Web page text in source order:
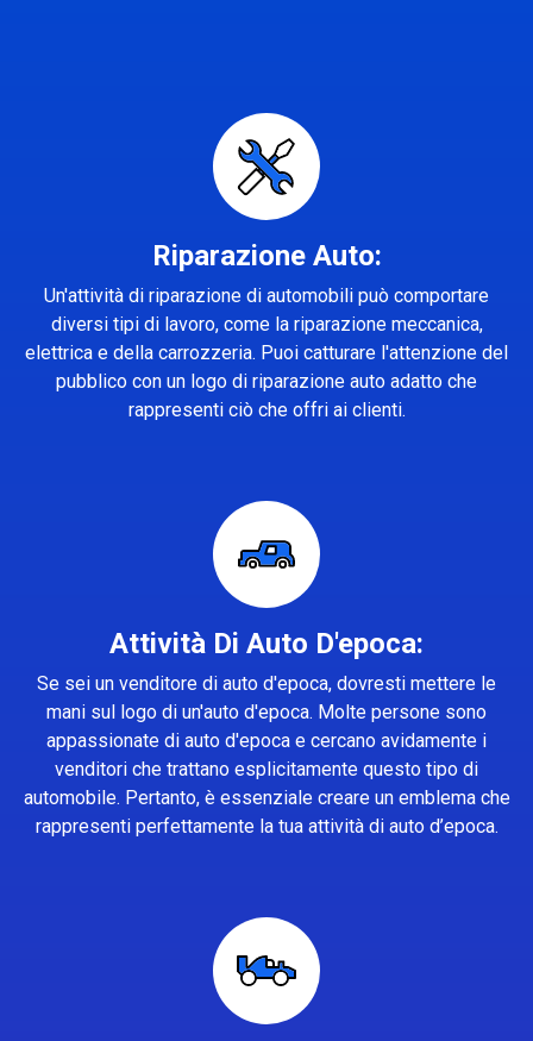
Riparazione Auto:
Un'attività di riparazione di automobili può comportare
diversi tipi di lavoro, come la riparazione meccanica,
elettrica e della carrozzeria. Puoi catturare l'attenzione del
pubblico con un logo di riparazione auto adatto che
rappresenti ciò che offri ai clienti.
Attività Di Auto D'epoca:
Se sei un venditore di auto d'epoca, dovresti mettere le
mani sul logo di un'auto d'epoca. Molte persone sono
appassionate di auto d'epoca e cercano avidamente i
venditori che trattano esplicitamente questo tipo di
automobile. Pertanto, è essenziale creare un emblema che
rappresenti perfettamente la tua attività di auto d’epoca.